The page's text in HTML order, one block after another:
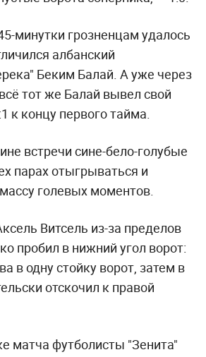
минутки грозненцам удалось
албанский
Беким Балай. А уже через
тот же Балай вывел свой
к концу первого тайма.
встречи сине-бело-голубые
парах отыгрываться и
голевых моментов.
Витсель из-за пределов
пробил в нижний угол ворот:
в одну стойку ворот, затем в
отскочил к правой
матча футболисты "Зенита"